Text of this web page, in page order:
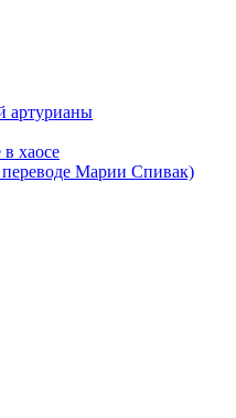
артурианы
хаосе
Марии Спивак)